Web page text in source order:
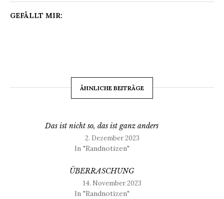
GEFÄLLT MIR:
ÄHNLICHE BEITRÄGE
Das ist nicht so, das ist ganz anders
2. Dezember 2023
In "Randnotizen"
ÜBERRASCHUNG
14. November 2023
In "Randnotizen"